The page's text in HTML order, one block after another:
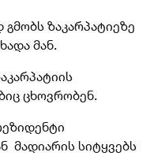
ზაკარპატიეზე
მან.
ცხოვრობენ.
მადიარის სიტყვებს